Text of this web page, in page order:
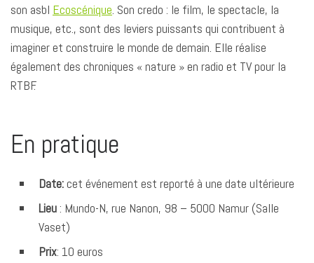
son asbl Ecoscénique. Son credo : le film, le spectacle, la
musique, etc., sont des leviers puissants qui contribuent à
imaginer et construire le monde de demain. Elle réalise
également des chroniques « nature » en radio et TV pour la
RTBF.
En pratique
Date:cet événement est reporté à une date ultérieure
Lieu: Mundo-N, rue Nanon, 98 – 5000 Namur (Salle
Vaset)
Prix: 10 euros